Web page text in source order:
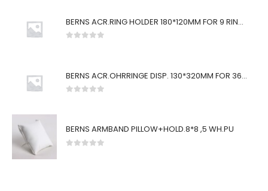
BERNS ACR.RING HOLDER 180*120MM FOR 9 RINGS
BERNS ACR.OHRRINGE DISP. 130*320MM FOR 36 PAIRS
BERNS ARMBAND PILLOW+HOLD.8*8 ,5 WH.PU